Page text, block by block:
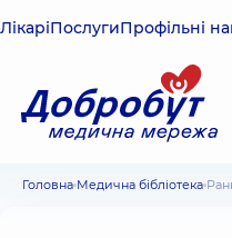
ЛікаріПослугиПрофільні
Головна Медична бібліотека